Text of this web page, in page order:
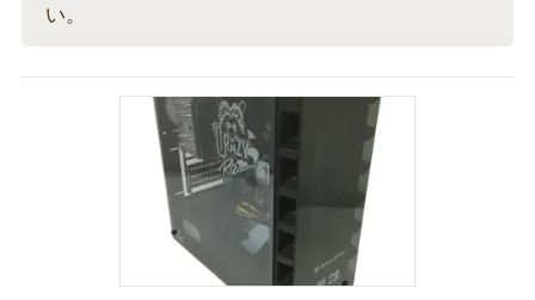
い。